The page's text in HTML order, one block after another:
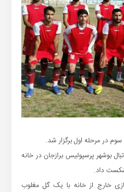
در مرحله اول برگزار شد.
بوشهر پرسپولیس برازجان در خانه
شکست داد.
خارج از خانه با یک گل مغلوب